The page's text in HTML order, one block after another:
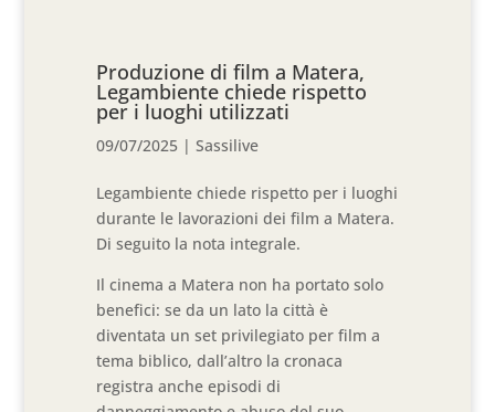
Produzione di film a Matera,
Legambiente chiede rispetto
per i luoghi utilizzati
09/07/2025 |Sassilive
Legambiente chiede rispetto per i luoghi
durante le lavorazioni dei film a Matera.
Di seguito la nota integrale.
Il cinema a Matera non ha portato solo
benefici: se da un lato la città è
diventata un set privilegiato per film a
tema biblico, dall’altro la cronaca
registra anche episodi di